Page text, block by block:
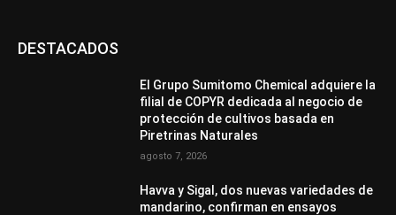
DESTACADOS
El Grupo Sumitomo Chemical adquiere la
filial de COPYR dedicada al negocio de
protección de cultivos basada en
Piretrinas Naturales
agosto 7, 2026
Havva y Sigal, dos nuevas variedades de
mandarino, confirman en ensayos